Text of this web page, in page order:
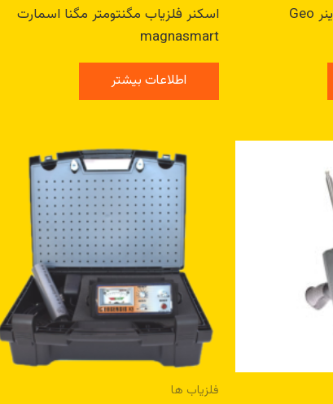
اسکنر فلزیاب جیو اگزاماینر Geo
اسکنر فلزیاب مگنتومتر مگنا اسمارت
magnasmart
اطلاعات بیشتر
فلزیاب ها